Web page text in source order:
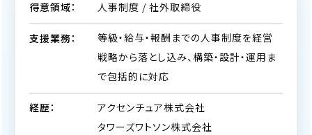
得意領域： 人事制度 / 社外取締役
支援業務：
等級・給与・報酬までの人事制度を経営
戦略から落とし込み、構築・設計・運用ま
で包括的に対応
経歴：
アクセンチュア株式会社
タワーズワトソン株式会社